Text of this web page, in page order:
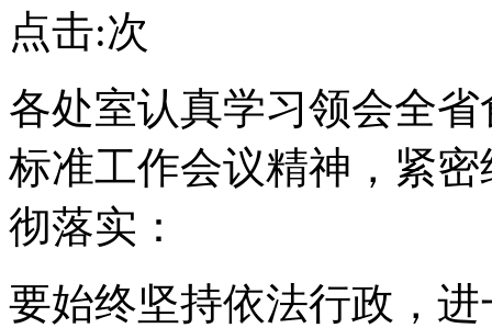
点击:次
各处室认真学习领会全
标准工作会议精神，紧
彻落实：
要始终坚持依法行政，